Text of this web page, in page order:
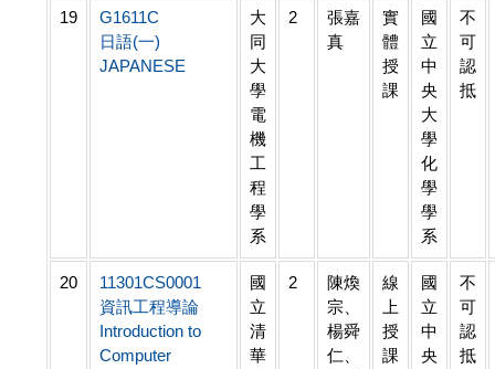
19
G1611C
日語(一)
JAPANESE
大
同
大
學
電
機
工
程
學
系
2
張嘉
真
實
體
授
課
國
立
中
央
大
學
化
學
學
系
不
可
認
抵
20
11301CS0001
資訊工程導論
Introduction to
Computer
國
立
清
華
2
陳煥
宗、
楊舜
仁、
線
上
授
課
國
立
中
央
不
可
認
抵